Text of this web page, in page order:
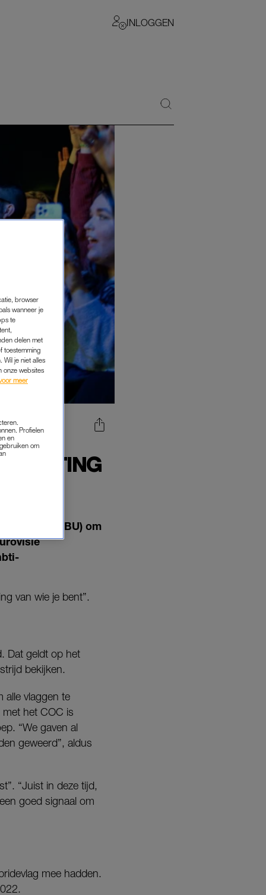
INLOGGEN
UITING
Union (EBU) om
van wie je bent”.
Dat geldt op het
bekijken.
alle vlaggen te
het COC is
“We gaven al
geweerd”, aldus
“Juist in deze tijd,
goed signaal om
mee hadden.
browser
wanneer je
te
delen met
toestemming
Wil je niet alles
onze websites
meer
Profielen
en
om